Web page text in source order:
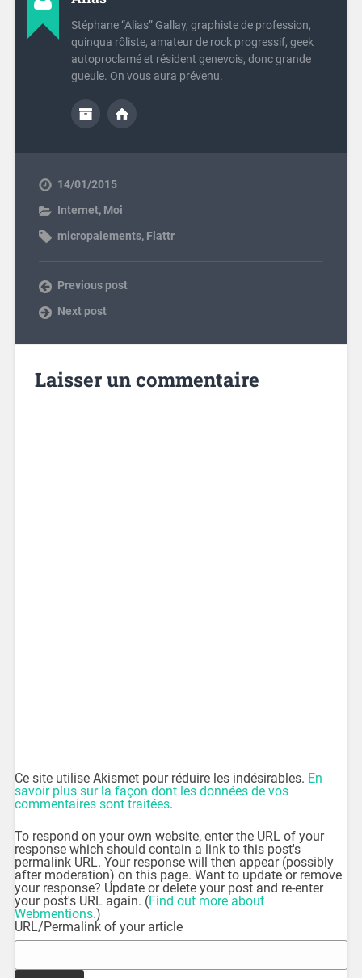
Stéphane “Alias” Gallay, graphiste de profession,
quinqua rôliste, amateur de rock progressif, geek
autoproclamé et résident genevois, donc grande
gueule. On vous aura prévenu.
14/01/2015
Internet, Moi
micropaiements, Flattr
Previous post
Next post
Laisser un commentaire
Ce site utilise Akismet pour réduire les indésirables. En
savoir plus sur la façon dont les données de vos
commentaires sont traitées.
To respond on your own website, enter the URL of your
response which should contain a link to this post's
permalink URL. Your response will then appear (possibly
after moderation) on this page. Want to update or remove
your response? Update or delete your post and re-enter
your post's URL again. (Find out more about
Webmentions.)
URL/Permalink of your article